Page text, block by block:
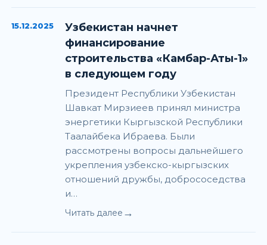
15.12.2025
Узбекистан начнет
финансирование
строительства «Камбар-Аты-1»
в следующем году
Президент Республики Узбекистан
Шавкат Мирзиеев принял министра
энергетики Кыргызской Республики
Таалайбека Ибраева. Были
рассмотрены вопросы дальнейшего
укрепления узбекско-кыргызских
отношений дружбы, добрососедства
и…
Читать далее →